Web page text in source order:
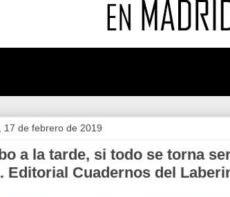
17 de febrero de 2019
a la tarde, si todo se torna
Editorial Cuadernos del